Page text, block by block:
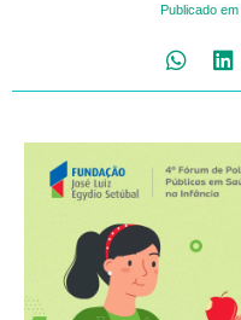
Publicado em